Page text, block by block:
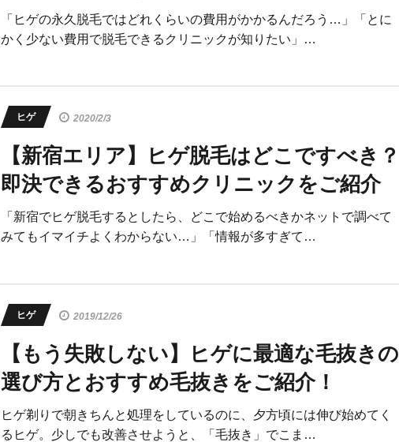
「ヒゲの永久脱毛ではどれくらいの費用がかかるんだろう…」「とに
かく少ない費用で脱毛できるクリニックが知りたい」…
ヒゲ 2020/2/3
【新宿エリア】ヒゲ脱毛はどこですべき？
即決できるおすすめクリニックをご紹介
「新宿でヒゲ脱毛するとしたら、どこで始めるべきかネットで調べて
みてもイマイチよくわからない…」「情報が多すぎて…
ヒゲ 2019/12/26
【もう失敗しない】ヒゲに最適な毛抜きの
選び方とおすすめ毛抜きをご紹介！
ヒゲ剃りで朝きちんと処理をしているのに、夕方頃には伸び始めてく
るヒゲ。少しでも改善させようと、「毛抜き」でこま…